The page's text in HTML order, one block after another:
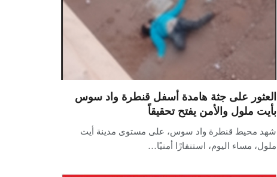
العثور على جثة هامدة أسفل قنطرة واد سوس
بأيت ملول والأمن يفتح تحقيقاً
شهد محيط قنطرة واد سوس، على مستوى مدينة أيت
ملول، مساء اليوم، استنفارًا أمنيًا…